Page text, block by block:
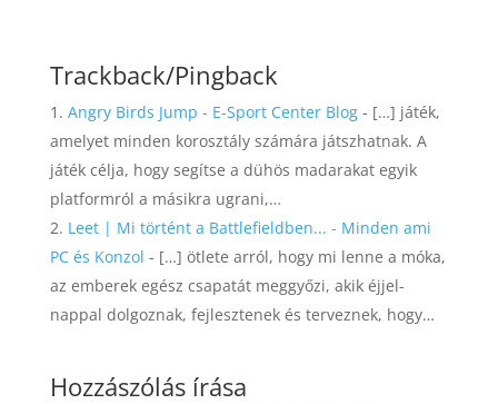
Trackback/Pingback
Angry Birds Jump - E-Sport Center Blog- […] játék,
amelyet minden korosztály számára játszhatnak. A
játék célja, hogy segítse a dühös madarakat egyik
platformról a másikra ugrani,…
Leet | Mi történt a Battlefieldben... - Minden ami
PC és Konzol - […] ötlete arról, hogy mi lenne a móka,
az emberek egész csapatát meggyőzi, akik éjjel-
nappal dolgoznak, fejlesztenek és terveznek, hogy…
Hozzászólás írása